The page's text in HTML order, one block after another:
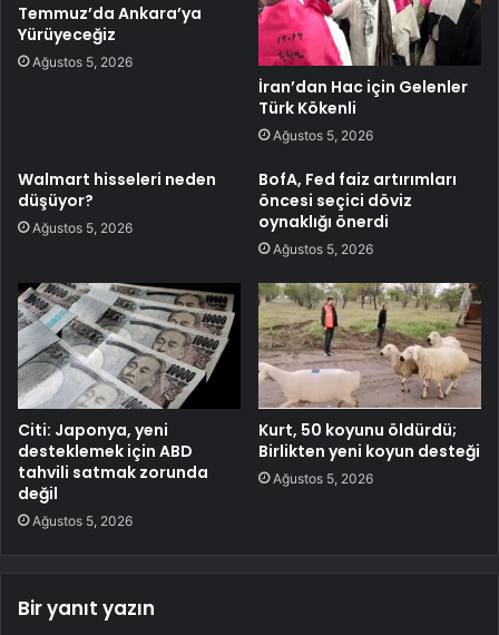
Temmuz’da Ankara’ya
Yürüyeceğiz
Ağustos 5, 2026
İran’dan Hac için Gelenler
Türk Kökenli
Ağustos 5, 2026
Walmart hisseleri neden
düşüyor?
Ağustos 5, 2026
BofA, Fed faiz artırımları
öncesi seçici döviz
oynaklığı önerdi
Ağustos 5, 2026
Citi: Japonya, yeni
desteklemek için ABD
tahvili satmak zorunda
değil
Ağustos 5, 2026
Kurt, 50 koyunu öldürdü;
Birlikten yeni koyun desteği
Ağustos 5, 2026
Bir yanıt yazın